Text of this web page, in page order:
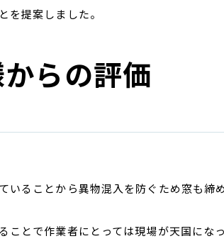
を提案しました。
らの評価
いることから異物混入を防ぐため窓も締
ことで作業者にとっては現場が天国にな